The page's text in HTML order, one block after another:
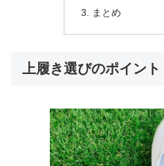
まとめ
上履き選びのポイント